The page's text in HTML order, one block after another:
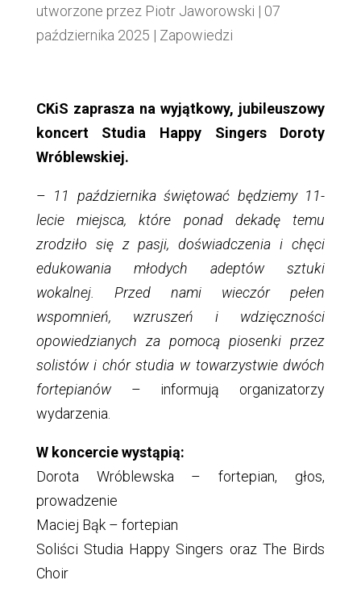
utworzone przez Piotr Jaworowski | 07
października 2025 | Zapowiedzi
CKiS zaprasza na wyjątkowy, jubileuszowy
koncert Studia Happy Singers Doroty
Wróblewskiej.
– 11 października świętować będziemy 11-
lecie miejsca, które ponad dekadę temu
zrodziło się z pasji, doświadczenia i chęci
edukowania młodych adeptów sztuki
wokalnej. Przed nami wieczór pełen
wspomnień, wzruszeń i wdzięczności
opowiedzianych za pomocą piosenki przez
solistów i chór studia w towarzystwie dwóch
fortepianów– informują organizatorzy
wydarzenia.
W koncercie wystąpią:
Dorota Wróblewska – fortepian, głos,
prowadzenie
Maciej Bąk – fortepian
Soliści Studia Happy Singers oraz The Birds
Choir